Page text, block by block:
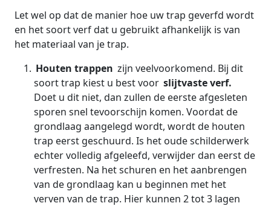
Let wel op dat de manier hoe uw trap geverfd wordt
en het soort verf dat u gebruikt afhankelijk is van
het materiaal van je trap.
Houten trappen zijn veelvoorkomend. Bij dit
soort trap kiest u best voor slijtvaste verf.
Doet u dit niet, dan zullen de eerste afgesleten
sporen snel tevoorschijn komen. Voordat de
grondlaag aangelegd wordt, wordt de houten
trap eerst geschuurd. Is het oude schilderwerk
echter volledig afgeleefd, verwijder dan eerst de
verfresten. Na het schuren en het aanbrengen
van de grondlaag kan u beginnen met het
verven van de trap. Hier kunnen 2 tot 3 lagen